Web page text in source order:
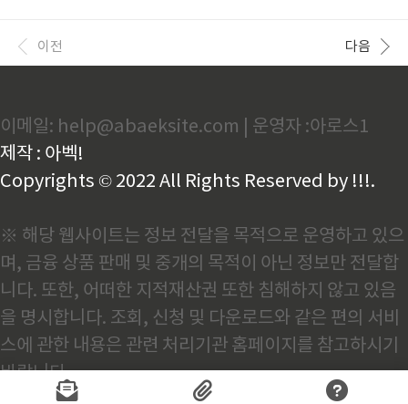
축소 vs 보험료 인하5세대는 경증 질병, 비중증 비급여 치료 보장은 줄이
고 대신 보험료는 낮췄어요. 예를 들어, 근골격계 비급여 항목이나 도수치
이전 다음
이메일: help@abaeksite.com | 운영자 :아로스1
제작 : 아벡!
Copyrights © 2022 All Rights Reserved by !!!.
※ 해당 웹사이트는 정보 전달을 목적으로 운영하고 있으
며, 금융 상품 판매 및 중개의 목적이 아닌 정보만 전달합
니다. 또한, 어떠한 지적재산권 또한 침해하지 않고 있음
을 명시합니다. 조회, 신청 및 다운로드와 같은 편의 서비
스에 관한 내용은 관련 처리기관 홈페이지를 참고하시기
바랍니다.